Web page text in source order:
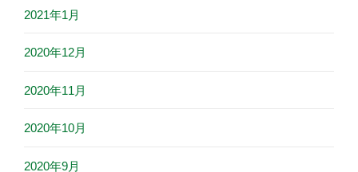
2021年1月
2020年12月
2020年11月
2020年10月
2020年9月